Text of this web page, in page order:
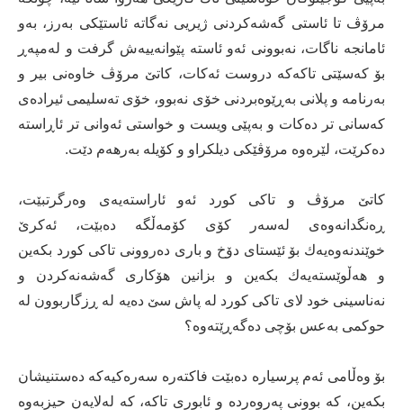
مرۆڤ تا ئاستی گەشەكردنی ژیریی نەگاتە ئاستێكی بەرز، بەو
ئامانجە ناگات، نەبوونی ئەو ئاستە پێوانەییەش گرفت و لەمپەڕ
بۆ كەسێتی تاكەكە دروست ئەكات، كاتێ‌ مرۆڤ خاوەنی بیر و
بەرنامە و پلانی بەڕێوەبردنی خۆی نەبوو، خۆی تەسلیمی ئیرادەی
كەسانی تر دەكات و بەپێی ویست و خواستی ئەوانی تر ئاڕاستە
دەكرێت، لێرەوە مرۆڤێكی دیلكراو و كۆیلە بەرهەم دێت.
كاتێ‌ مرۆڤ و تاكی كورد ئەو ئاراستەیەی وەرگرتبێت،
ڕەنگدانەوەی لەسەر كۆی كۆمەڵگە دەبێت، ئەكرێ‌
خوێندنەوەیەك بۆ ئێستای دۆخ و باری دەروونی تاكی كورد بكەین
و هەڵوێستەیەك بكەین و بزانین هۆكاری گەشەنەكردن و
نەناسینی خود لای تاكی كورد لە پاش سێ‌ دەیە لە ڕزگاربوون لە
حوكمی بەعس بۆچی دەگەڕێتەوە؟
بۆ وەڵامی ئەم پرسیارە دەبێت فاكتەرە سەرەكیەكە دەستنیشان
بكەین، كە بوونی پەروەردە و ئابوری تاكە، كە لەلایەن حیزبەوە